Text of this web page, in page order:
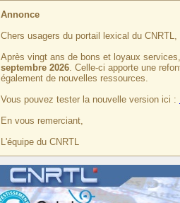
Annonce
Chers usagers du portail lexical du CNRTL,
Après vingt ans de bons et loyaux
septembre 2026. Celle-ci apporte une
également de nouvelles ressources.
Vous pouvez tester la nouvelle version ici :
En vous remerciant,
L'équipe du CNRTL